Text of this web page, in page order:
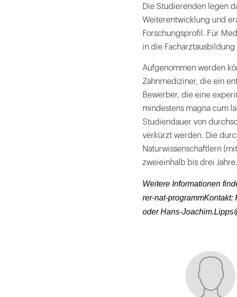
Die Studierenden legen
Weiterentwicklung und
Forschungsprofil. Für
in die
Aufgenommen werden
Zahnmediziner, die ein
Bewerber, die eine
mindestens magna cum
Studiendauer von
verkürzt werden. Die
Naturwissenschaftlern
zweieinhalb bis drei
Weitere Informationen
rer-nat-programmKontakt:
oder Hans-